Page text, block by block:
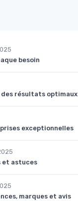
besoin
des résultats optimaux
exceptionnelles
et astuces
marques et avis